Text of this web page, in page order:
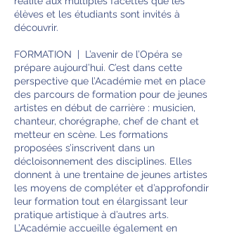
élèves et les étudiants sont invités à
découvrir.
FORMATION | L’avenir de l’Opéra se
prépare aujourd’hui. C’est dans cette
perspective que l’Académie met en place
des parcours de formation pour de jeunes
artistes en début de carrière : musicien,
chanteur, chorégraphe, chef de chant et
metteur en scène. Les formations
proposées s’inscrivent dans un
décloisonnement des disciplines. Elles
donnent à une trentaine de jeunes artistes
les moyens de compléter et d’approfondir
leur formation tout en élargissant leur
pratique artistique à d’autres arts.
L’Académie accueille également en